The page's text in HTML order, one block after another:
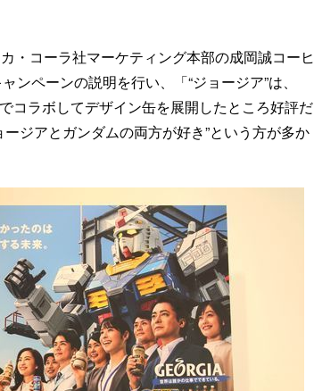
・コーラ社マーケティング本部の成岡誠コーヒ
ペーンの説明を行い、「“ジョージア”は、
コラボしてデザイン缶を展開したところ好評だ
ジアとガンダムの両方が好き”という方が多か